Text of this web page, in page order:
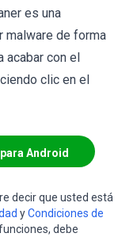
es una
malware de forma
con el
clic en el
para Android
decir que usted está
yCondiciones de
debe